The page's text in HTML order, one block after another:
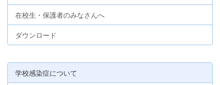
在校生・保護者のみなさんへ
ダウンロード
学校感染症について